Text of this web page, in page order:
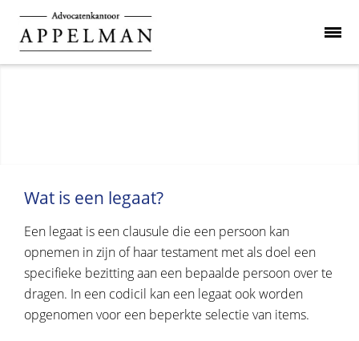
Wat is een legaat?
Een legaat is een clausule die een persoon kan
opnemen in zijn of haar testament met als doel een
specifieke bezitting aan een bepaalde persoon over te
dragen. In een codicil kan een legaat ook worden
opgenomen voor een beperkte selectie van items.